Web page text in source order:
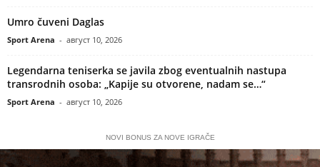
Umro čuveni Daglas
Sport Arena - август 10, 2026
Legendarna teniserka se javila zbog eventualnih nastupa
transrodnih osoba: „Kapije su otvorene, nadam se…“
Sport Arena - август 10, 2026
NOVI BONUS ZA NOVE IGRAČE